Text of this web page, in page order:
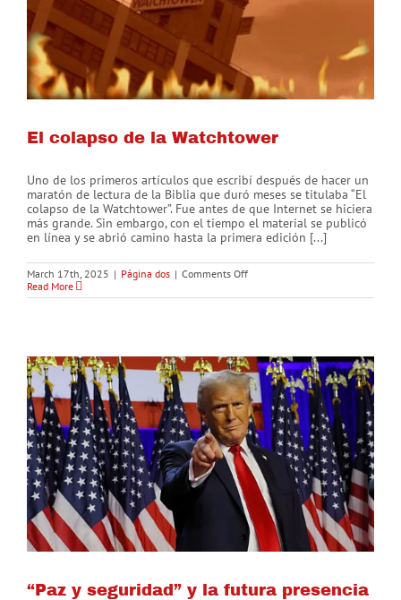
El colapso de la Watchtower
Uno de los primeros artículos que escribí después de hacer un
maratón de lectura de la Biblia que duró meses se titulaba “El
colapso de la Watchtower”. Fue antes de que Internet se hiciera
más grande. Sin embargo, con el tiempo el material se publicó
en línea y se abrió camino hasta la primera edición [...]
March 17th, 2025 | Página dos | Comments Offon
colapso
Read More
“Paz y seguridad” y la futura presencia